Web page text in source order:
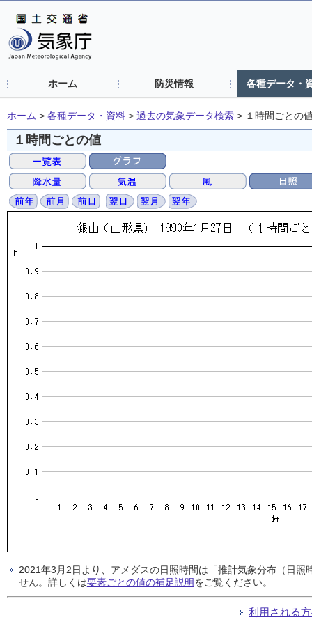
ホーム 防災情報 各種データ・
ホーム > 各種データ・資料 > 過去の気象データ検索 > １時間ごとの
１時間ごとの値
2021年3月2日より、アメダスの日照時間は「推計気象分布（日
せん。詳しくは要素ごとの値の補足説明をご覧ください。
利用される